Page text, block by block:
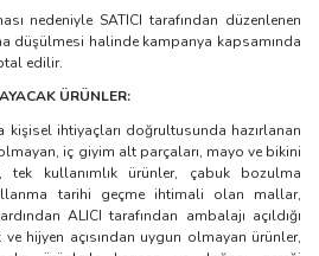
nedeniyle SATICI tarafından düzenlenen
düşülmesi halinde kampanya kapsamında
edilir.
ÜRÜNLER:
kişisel ihtiyaçları doğrultusunda hazırlanan
iç giyim alt parçaları, mayo ve bikini
tek kullanımlık ürünler, çabuk bozulma
tarihi geçme ihtimali olan mallar,
ALICI tarafından ambalajı açıldığı
hijyen açısından uygun olmayan ürünler,